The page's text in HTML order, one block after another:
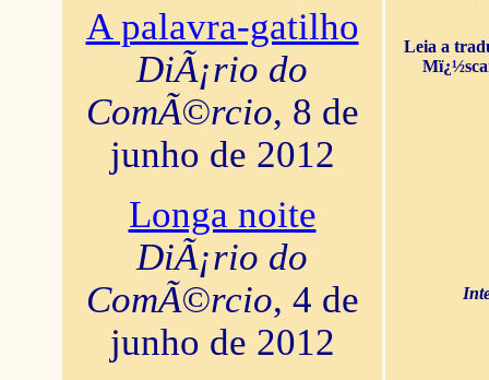
A palavra-gatilho
DiÃ¡rio do
ComÃ©rcio, 8 de
junho de 2012
Longa noite
DiÃ¡rio do
ComÃ©rcio, 4 de
junho de 2012
Leia a